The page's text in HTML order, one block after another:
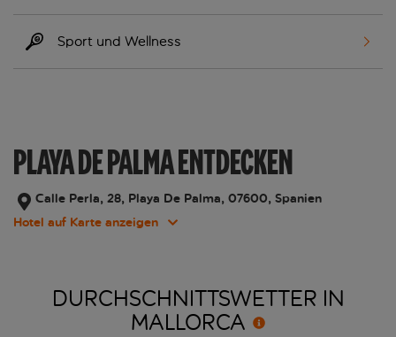
Sport und Wellness
PLAYA DE PALMA ENTDECKEN
Calle Perla, 28, Playa De Palma, 07600, Spanien
Hotel auf Karte anzeigen
DURCHSCHNITTSWETTER IN
MALLORCA